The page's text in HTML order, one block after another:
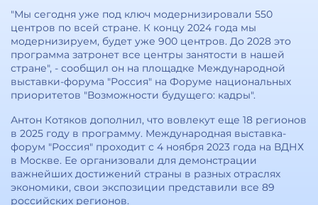
"Мы сегодня уже под ключ модернизировали 550
центров по всей стране. К концу 2024 года мы
модернизируем, будет уже 900 центров. До 2028 это
программа затронет все центры занятости в нашей
стране", - сообщил он на площадке Международной
выставки-форума "Россия" на Форуме национальных
приоритетов "Возможности будущего: кадры".
Антон Котяков дополнил, что вовлекут еще 18 регионов
в 2025 году в программу. Международная выставка-
форум "Россия" проходит с 4 ноября 2023 года на ВДНХ
в Москве. Ее организовали для демонстрации
важнейших достижений страны в разных отраслях
экономики, свои экспозиции представили все 89
российских регионов.